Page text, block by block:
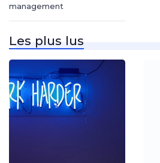
management
Les plus lus